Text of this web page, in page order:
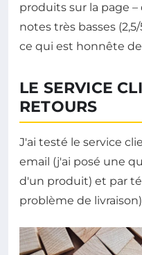
produits sur la page
notes très basses
ce qui est honnête
LE SERVICE
RETOURS
J'ai testé le service
email (j'ai posé une
d'un produit) et par
problème de